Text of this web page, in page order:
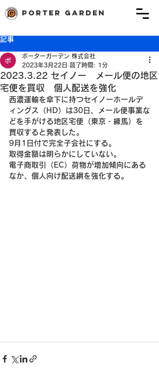
porter garden
記事
2023.3.22 セイノー メール便の地区
宅便を買収 個人配送を強化
ポーターガーデン 株式会社
2023年3月22日 読了時間: 1分
西濃運輸を傘下に持つセイノーホールデ
ィングス（HD）は30日、メール便事業な
どを手がける地区宅便（東京・練馬）を
買収すると発表した。
9月1日付で完全子会社にする。
取得金額は明らかにしていない。
電子商取引（EC）荷物が増加傾向にある
なか、個人向け配送網を強化する。